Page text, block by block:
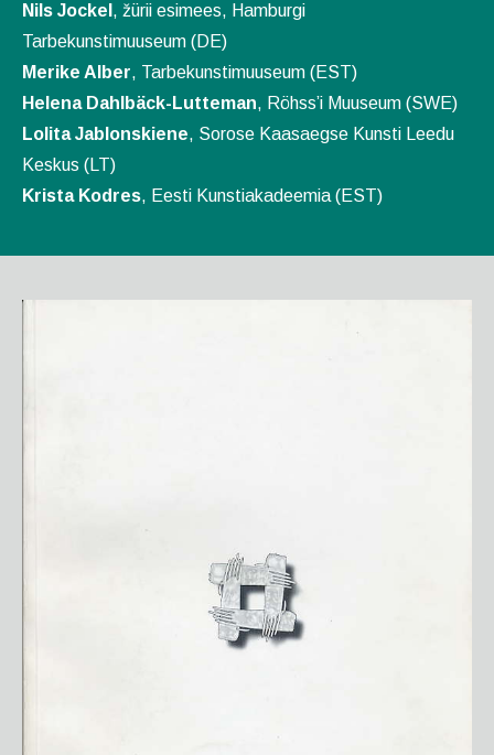
Nils Jockel , žürii esimees, Hamburgi
Tarbekunstimuuseum (DE)
Merike Alber, Tarbekunstimuuseum (EST)
Helena Dahlbäck-Lutteman, Röhss’i Muuseum (SWE)
Lolita Jablonskiene, Sorose Kaasaegse Kunsti Leedu
Keskus (LT)
Krista Kodres, Eesti Kunstiakadeemia (EST)